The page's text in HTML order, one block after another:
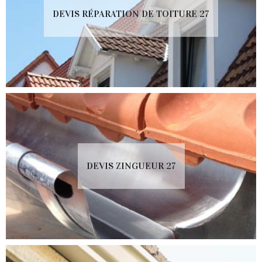
DEVIS RÉPARATION DE TOITURE 27
DEVIS ZINGUEUR 27